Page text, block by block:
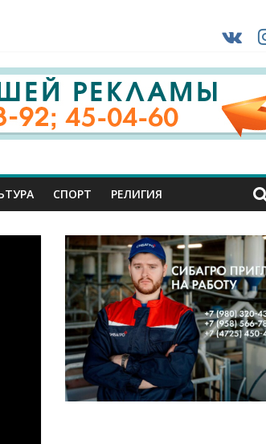
страны проходят практику в Старом Осколе
СПОРТ РЕЛИГИЯ